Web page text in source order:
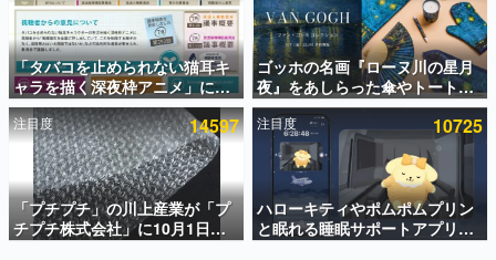
ゲームの企画書
名作ゲームクリエイターの方々に製作時のエピソードをお
聞きし、ヒットする企画（ゲーム）とは何か？を探ってい
きます。
赫本
この物語を解いてはいけない。『赫本』は、〈試験問題〉
の形をした短編ホラー小説集です。
新世代に訊く
これからのデジタルゲーム市場を担う若きクリエイター達
の姿を追い、彼らのルーツと情熱を探っていきます。
「タバコを止められない猫耳キ
ャラを描く深夜枠アニメ」に視
聴者の一部から批判意見。違法
薬物の使用と思しき描写も含め
て、BPOが議論を交わす
ゴッホの名画『ローヌ川の星月
夜』をあしらった傘やトートバ
ッグなどが登場。8月7日21時よ
り2日間限定で予約販売
注目度 14597
「プチプチ」の川上産業が「プ
チプチ株式会社」に10月1日よ
り社名変更へ。創業58年で初め
注目度 10725
ハローキティやポムポムプリン
と眠れる睡眠サポートアプリ
『ゆめたび』が配信中。キャラ